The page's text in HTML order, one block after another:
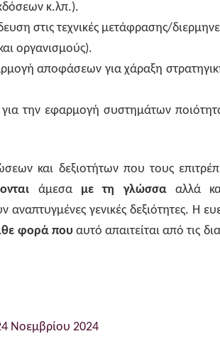
κ.λπ.).
στις τεχνικές μετάφρασης/
οργανισμούς).
αποφάσεων για χάραξη
την εφαρμογή συστημάτων
και δεξιοτήτων που τους
άμεσα με τη γλώσσα αλλά
αναπτυγμένες γενικές δεξιότητες. Η
φορά που αυτό απαιτείται από τις
Νοεμβρίου 2024